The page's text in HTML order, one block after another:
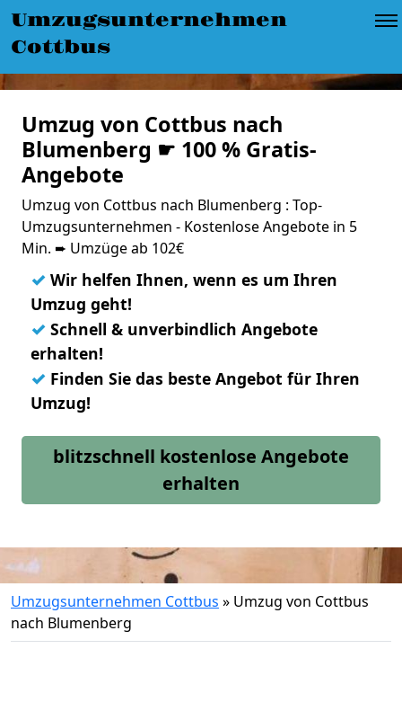
Umzugsunternehmen
Cottbus
Umzug von Cottbus nach
Blumenberg ☛ 100 % Gratis-
Angebote
Umzug von Cottbus nach Blumenberg : Top-
Umzugsunternehmen - Kostenlose Angebote in 5
Min. ➨ Umzüge ab 102€
✓ Wir helfen Ihnen, wenn es um Ihren
Umzug geht!
✓ Schnell & unverbindlich Angebote
erhalten!
✓ Finden Sie das beste Angebot für Ihren
Umzug!
blitzschnell kostenlose Angebote
erhalten
Umzugsunternehmen Cottbus » Umzug von Cottbus
nach Blumenberg